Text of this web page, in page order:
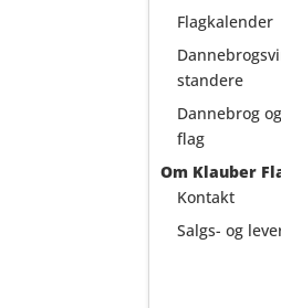
Flagkalender
standere
Dannebrog
flag
Om Klauber
Kontakt
Salgs- og